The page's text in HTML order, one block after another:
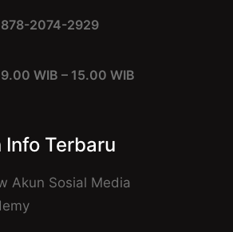
2074-2929
WIB – 15.00 WIB
Info Terbaru
Akun Sosial Media